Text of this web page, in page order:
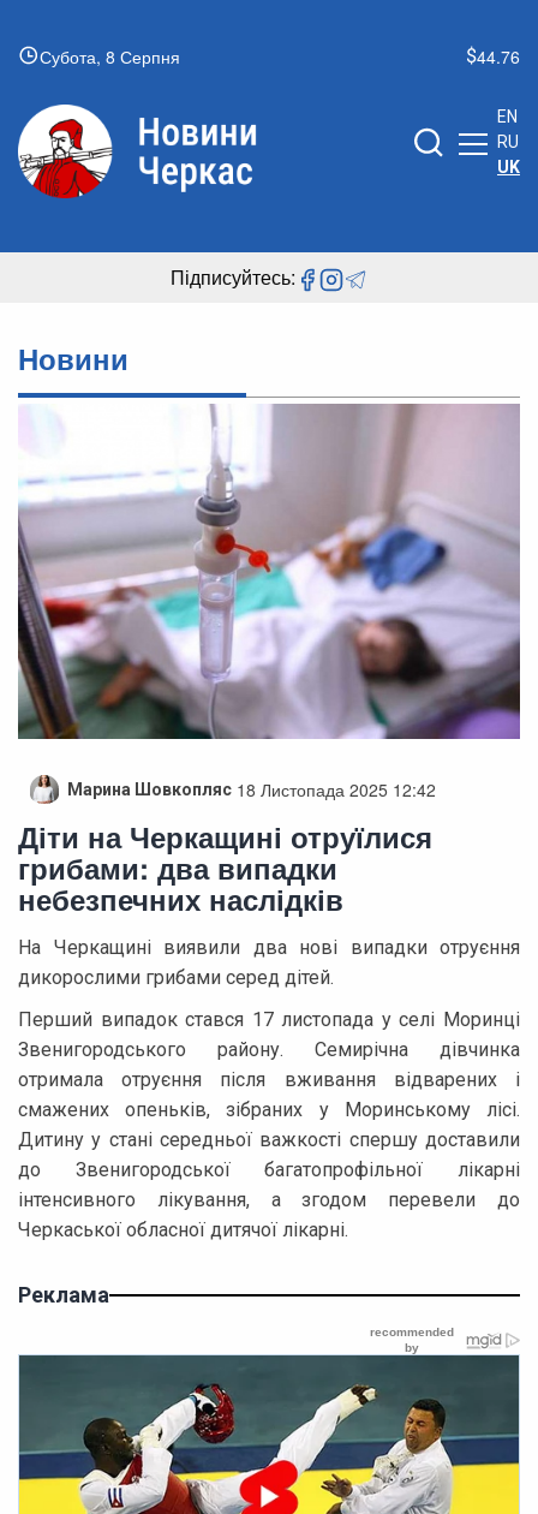
Субота, 8 Серпня 44.76
EN
RU
UK
Підписуйтесь:
Новини
Марина Шовкопляс 18 Листопада 2025 12:42
Діти на Черкащині отруїлися
грибами: два випадки
небезпечних наслідків
На Черкащині виявили два нові випадки отруєння
дикорослими грибами серед дітей.
Перший випадок стався 17 листопада у селі Моринці
Звенигородського району. Семирічна дівчинка
отримала отруєння після вживання відварених і
смажених опеньків, зібраних у Моринському лісі.
Дитину у стані середньої важкості спершу доставили
до Звенигородської багатопрофільної лікарні
інтенсивного лікування, а згодом перевели до
Черкаської обласної дитячої лікарні.
Реклама